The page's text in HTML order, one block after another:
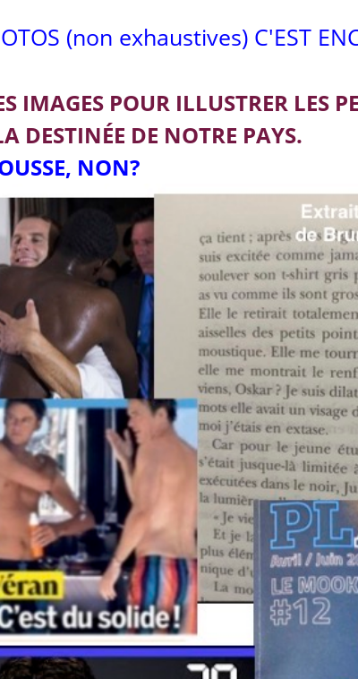
(non exhaustives) C'EST
IMAGES POUR ILLUSTRER LES
DESTINÉE DE NOTRE PAYS.
NON?